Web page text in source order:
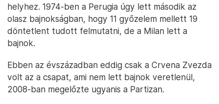
helyhez. 1974-ben a Perugia úgy lett második az
olasz bajnokságban, hogy 11 győzelem mellett 19
döntetlent tudott felmutatni, de a Milan lett a
bajnok.
Ebben az évszázadban eddig csak a Crvena Zvezda
volt az a csapat, ami nem lett bajnok veretlenül,
2008-ban megelőzte ugyanis a Partizan.